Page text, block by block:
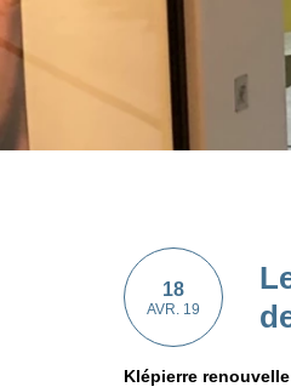
18
AVR. 19
Klépierre